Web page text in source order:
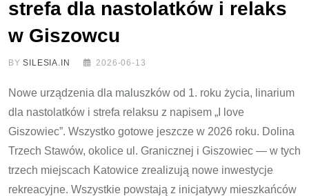
strefa dla nastolatków i relaks
w Giszowcu
BYSILESIA.IN 2026-06-13
Nowe urządzenia dla maluszków od 1. roku życia, linarium
dla nastolatków i strefa relaksu z napisem „I love
Giszowiec”. Wszystko gotowe jeszcze w 2026 roku. Dolina
Trzech Stawów, okolice ul. Granicznej i Giszowiec — w tych
trzech miejscach Katowice zrealizują nowe inwestycje
rekreacyjne. Wszystkie powstają z inicjatywy mieszkańców